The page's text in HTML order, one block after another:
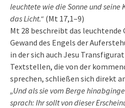
leuchtete wie die Sonne und seine
das Licht.“ (Mt 17,1–9)
Mt 28 beschreibt das leuchtende
Gewand des Engels der
in der sich auch Jesu
Textstellen, die von der
sprechen, schließen sich direkt
„Und als sie vom Berge
sprach: Ihr sollt von dieser